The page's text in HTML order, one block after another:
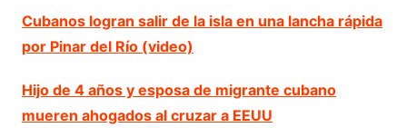
Cubanos logran salir de la isla en una lancha rápida
por Pinar del Río (video)
Hijo de 4 años y esposa de migrante cubano
mueren ahogados al cruzar a EEUU